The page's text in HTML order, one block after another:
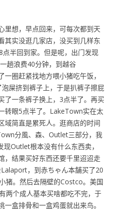
里想，早点回来，可每次都到天
其实没逛几家店，没买到几样东
半回到家。但是呢，出门发现
趟浪费40分钟，到越谷
圈赶紧找地方喂小猪吃午饭，
屎挤到裤子上，于是扒裤子擦屁
了一条裤子换上，3点半了。再买
转眼5点半了。LakeTown实在太
域简直是累死人。逛商店的时间
分風、森、Outlet三部分，我
Outlet根本没有什么东西卖，
，结果买好东西还要千里迢迢走
，到赤ちゃん本舗买了20
猪。然后去隔壁的Costco。美国
两个成人基本买啥都吃不完，于
盒排骨和一盒鸡蛋就出来鸟。